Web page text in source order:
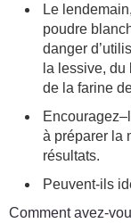
Le
poudre
danger
la lessive,
de la farine
à préparer la
résultats.
Peuvent-ils
Comment avez-